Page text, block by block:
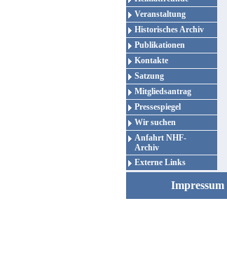
Veranstaltung
Historisches Archiv
Publikationen
Kontakte
Satzung
Mitgliedsantrag
Pressespiegel
Wir suchen
Anfahrt NHF-
Archiv
Externe Links
Impressum